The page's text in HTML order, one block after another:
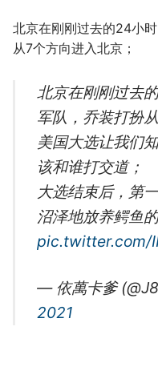
北京在刚刚过去的24小
从7个方向进入北京；
北京在刚刚过去
军队，乔装打扮
美国大选让我们
该和谁打交道；
大选结束后，第
沼泽地放养鳄鱼
pic.twitter.com/
— 依萬卡爹
2021